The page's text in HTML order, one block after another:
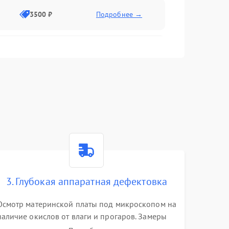
3500 ₽ Подробнее →
3000 ₽ Подробнее →
3. Глубокая аппаратная дефектовка
материнской платы под микроскопом на
окислов от влаги и прогаров. Замеры